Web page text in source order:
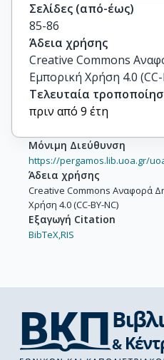
Σελίδες (από-έως)
85-86
Άδεια χρήσης
Creative Commons
Εμπορική Χρήση 4.0
Τελευταία
πριν από 9 έτη
Μόνιμη Διεύθυνση
https://pergamos.lib.uoa.gr/
Άδεια χρήσης
Creative Commons Αναφορά
Χρήση 4.0 (CC-BY-NC)
Εξαγωγή Citation
BibTeX,RIS